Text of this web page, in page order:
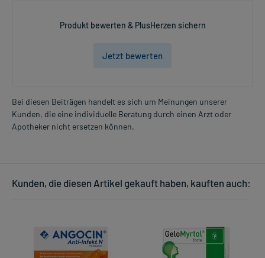
Produkt bewerten & PlusHerzen sichern
Jetzt bewerten
Bei diesen Beiträgen handelt es sich um Meinungen unserer
Kunden, die eine individuelle Beratung durch einen Arzt oder
Apotheker nicht ersetzen können.
Kunden, die diesen Artikel gekauft haben, kauften auch: